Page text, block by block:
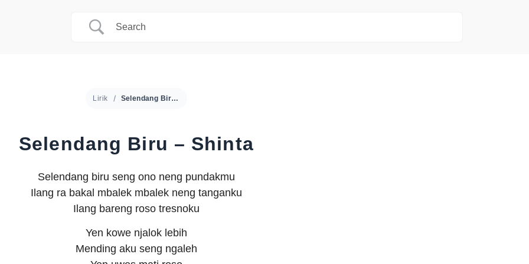
Lirik Selendang Biru – Shinta
Selendang Biru – Shinta
Selendang biru seng ono neng pundakmu
Ilang ra bakal mbalek mbalek neng tanganku
Ilang bareng roso tresnoku
Yen kowe njalok lebih
Mending aku seng ngaleh